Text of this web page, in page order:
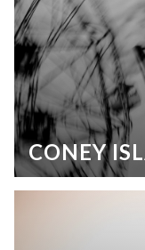
CONEY